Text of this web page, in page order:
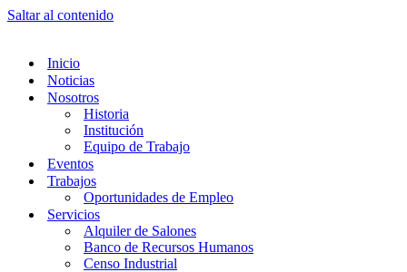
Saltar al contenido
Inicio
Noticias
Nosotros
Historia
Institución
Equipo de Trabajo
Eventos
Trabajos
Oportunidades de Empleo
Servicios
Alquiler de Salones
Banco de Recursos Humanos
Censo Industrial